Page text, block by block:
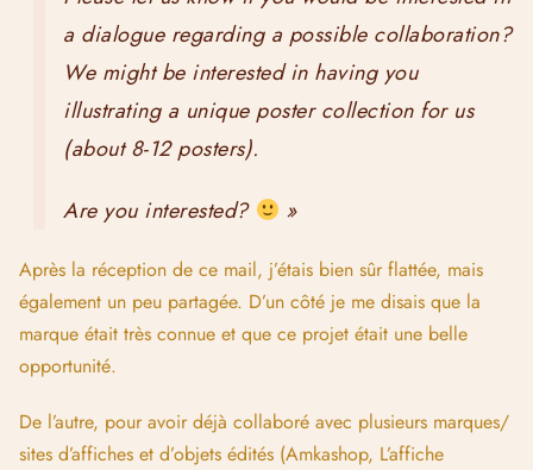
a dialogue regarding a possible collaboration?
We might be interested in having you
illustrating a unique poster collection for us
(about 8-12 posters).
Are you interested?
»
Après la réception de ce mail, j’étais bien sûr flattée, mais
également un peu partagée. D’un côté je me disais que la
marque était très connue et que ce projet était une belle
opportunité.
De l’autre, pour avoir déjà collaboré avec plusieurs marques/
sites d’affiches et d’objets édités (Amkashop, L’affiche